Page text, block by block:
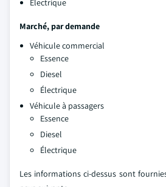
Électrique
Marché, par demande
Véhicule commercial
Essence
Diesel
Électrique
Véhicule à passagers
Essence
Diesel
Électrique
Les informations ci-dessus sont